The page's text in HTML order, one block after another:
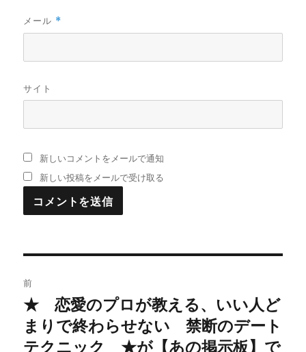
メール *
サイト
新しいコメントをメールで通知
新しい投稿をメールで受け取る
稿
ナ
前
過
去
の
★ 恋愛のプロが教える、いい人ど
まりで終わらせない 禁断のデート
テクニック ★が【あの掲示板】で